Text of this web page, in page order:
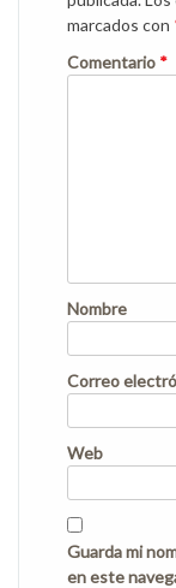
marcados con
Comentario *
Nombre
Correo
Web
Guarda mi
en este